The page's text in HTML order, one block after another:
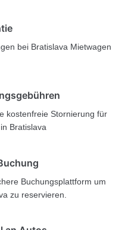
bei Bratislava Mietwagen
kostenfreie Stornierung für
Bratislava
Buchungsplattform um
zu reservieren.